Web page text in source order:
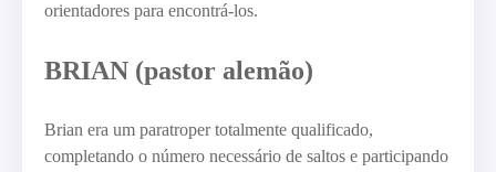
orientadores para encontrá-los.
BRIAN (pastor alemão)
Brian era um paratroper totalmente qualificado,
completando o número necessário de saltos e participando